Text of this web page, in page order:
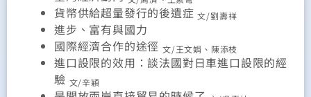
貨幣供給超量發行的後遺症文/劉壽祥
進步、富有與國力
國際經濟合作的途徑 文/王文娟、陳添枝
進口設限的效用：談法國對日車進口設限的經
驗 文/辛穎